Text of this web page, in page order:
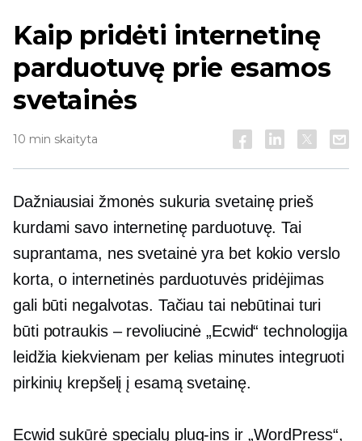
Kaip pridėti internetinę
parduotuvę prie esamos
svetainės
10 min skaityta
Dažniausiai žmonės sukuria svetainę prieš
kurdami savo internetinę parduotuvę. Tai
suprantama, nes svetainė yra bet kokio verslo
korta, o internetinės parduotuvės pridėjimas
gali būti negalvotas. Tačiau tai nebūtinai turi
būti potraukis – revoliucinė „Ecwid“ technologija
leidžia kiekvienam per kelias minutes integruoti
pirkinių krepšelį į esamą svetainę.
Ecwid sukūrė specialų plug-ins ir „WordPress“,